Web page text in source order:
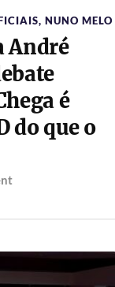
, NUNO MELO
André
é
do que o